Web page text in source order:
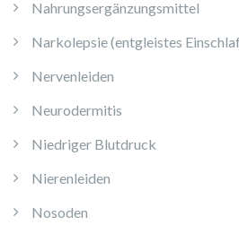
Nahrungsergänzungsmittel
Narkolepsie (entgleistes
Nervenleiden
Neurodermitis
Niedriger Blutdruck
Nierenleiden
Nosoden